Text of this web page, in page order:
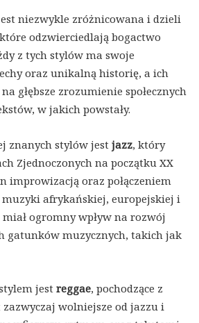
niezwykle zróżnicowana i dzieli
odzwierciedlają bogactwo
z tych stylów ma swoje
oraz unikalną historię, a ich
głębsze zrozumienie społecznych
w jakich powstały.
znanych stylów jest jazz, który
Zjednoczonych na początku XX
improwizacją oraz połączeniem
afrykańskiej, europejskiej i
ogromny wpływ na rozwój
gatunków muzycznych, takich jak
jest reggae, pochodzące z
zazwyczaj wolniejsze od jazzu i